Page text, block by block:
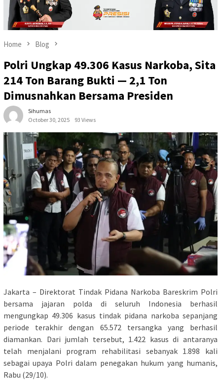
Home Blog
Polri Ungkap 49.306 Kasus Narkoba, Sita
214 Ton Barang Bukti — 2,1 Ton
Dimusnahkan Bersama Presiden
Sihumas
October 30, 2025
93 Views
Jakarta – Direktorat Tindak Pidana Narkoba Bareskrim Polri
bersama jajaran polda di seluruh Indonesia berhasil
mengungkap 49.306 kasus tindak pidana narkoba sepanjang
periode terakhir dengan 65.572 tersangka yang berhasil
diamankan. Dari jumlah tersebut, 1.422 kasus di antaranya
telah menjalani program rehabilitasi sebanyak 1.898 kali
sebagai upaya Polri dalam penegakan hukum yang humanis,
Rabu (29/10).